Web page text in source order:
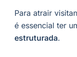
Para atrair
é essencial ter
estruturada.